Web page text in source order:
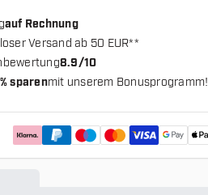
auf Rechnung
Versand ab 50 EUR**
8.9/10
sparenmit unserem Bonusprogramm!